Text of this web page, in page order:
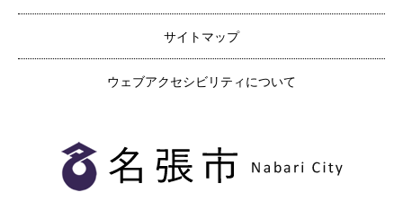
サイトマップ
ウェブアクセシビリティについて